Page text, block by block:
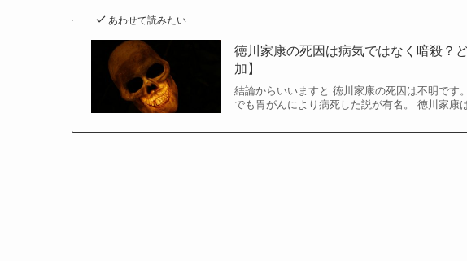
あわせて読みたい
徳川家康の死因は病気ではなく暗殺？
加】
結論からいいますと 徳川家康の死因は不明です
でも胃がんにより病死した説が有名。 徳川家康